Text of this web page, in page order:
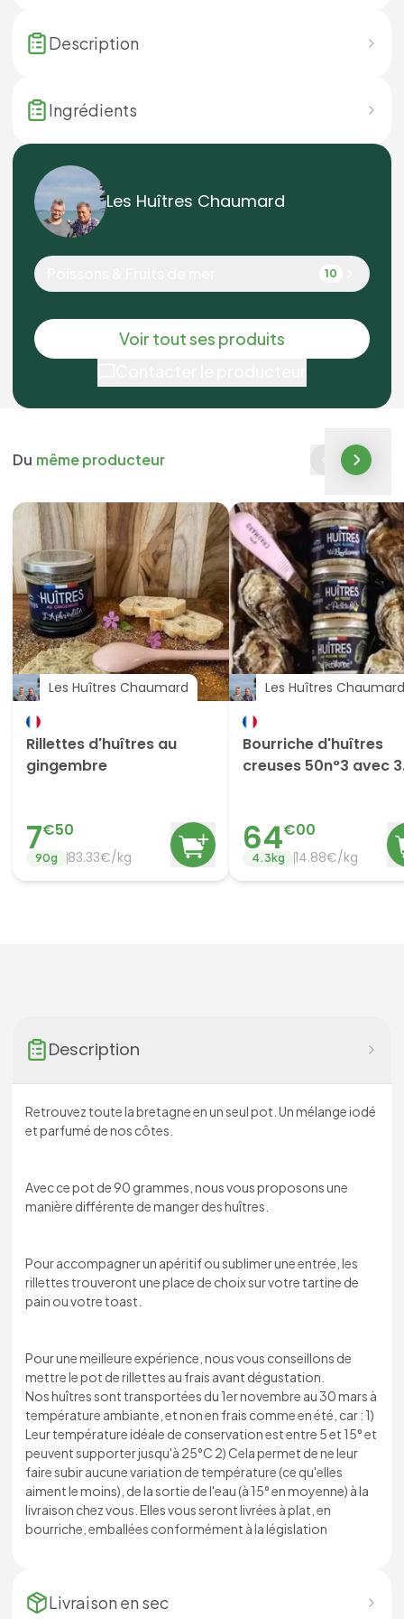
Description
Ingrédients
Les Huîtres Chaumard
10
Voir tout ses produits
Du même producteur
Les Huîtres Chaumard
Rillettes d'huîtres au
gingembre
7€50
90g 83.33€/kg
Les Huîtres Chaumard
Bourriche d'huîtres
creuses 50n°3 avec 3
64€00
4.3kg 14.88€/kg
Description
Retrouvez toute la bretagne en un seul pot. Un mélange iodé
et parfumé de nos côtes.
Avec ce pot de 90 grammes, nous vous proposons une
manière différente de manger des huîtres.
Pour accompagner un apéritif ou sublimer une entrée, les
rillettes trouveront une place de choix sur votre tartine de
pain ou votre toast.
Pour une meilleure expérience, nous vous conseillons de
mettre le pot de rillettes au frais avant dégustation.
Nos huîtres sont transportées du 1er novembre au 30 mars à
température ambiante, et non en frais comme en été, car : 1)
Leur température idéale de conservation est entre 5 et 15° et
peuvent supporter jusqu'à 25°C 2) Cela permet de ne leur
faire subir aucune variation de température (ce qu'elles
aiment le moins), de la sortie de l'eau (à 15° en moyenne) à la
livraison chez vous. Elles vous seront livrées à plat, en
bourriche, emballées conformément à la législation
Livraison en sec